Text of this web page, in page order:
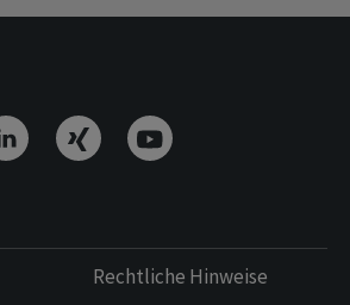
Rechtliche Hinweise